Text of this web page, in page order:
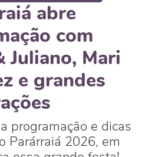
abre
com
Juliano, Mari
e grandes
programação e dicas
Parárraiá 2026, em